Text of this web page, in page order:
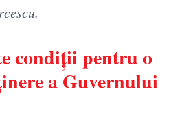
condiții pentru o
a Guvernului